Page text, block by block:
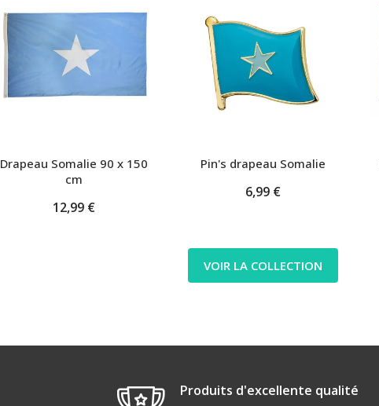
Drapeau Somalie 90 x 150
cm
12,99 €
Pin's drapeau Somalie
6,99 €
VOIR LA COLLECTION
Produits d'excellente qualité